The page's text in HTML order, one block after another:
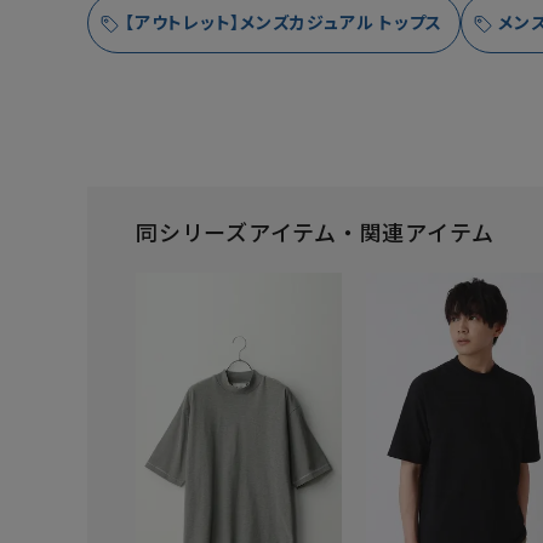
【アウトレット】メンズカジュアル トップス メン
同シリーズアイテム・関連アイテム